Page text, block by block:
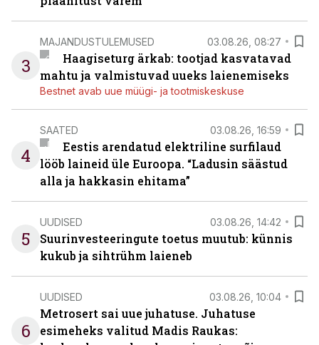
3
MAJANDUSTULEMUSED 03.08.26, 08:27
Haagiseturg ärkab: tootjad kasvatavad
mahtu ja valmistuvad uueks laienemiseks
Bestnet avab uue müügi- ja tootmiskeskuse
4
SAATED 03.08.26, 16:59
Eestis arendatud elektriline surfilaud
lööb laineid üle Euroopa. “Ladusin säästud
alla ja hakkasin ehitama”
5
UUDISED 03.08.26, 14:42
Suurinvesteeringute toetus muutub: künnis
kukub ja sihtrühm laieneb
6
UUDISED 03.08.26, 10:04
Metrosert sai uue juhatuse. Juhatuse
esimeheks valitud Madis Raukas: